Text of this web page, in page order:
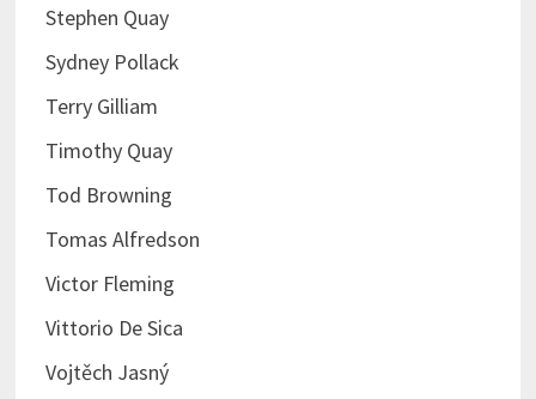
Stephen Quay
Sydney Pollack
Terry Gilliam
Timothy Quay
Tod Browning
Tomas Alfredson
Victor Fleming
Vittorio De Sica
Vojtěch Jasný